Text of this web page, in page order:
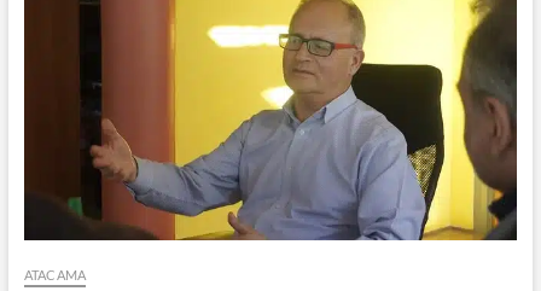
ATACAMA